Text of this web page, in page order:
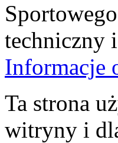
techniczny
Informacje
Ta strona
witryny i